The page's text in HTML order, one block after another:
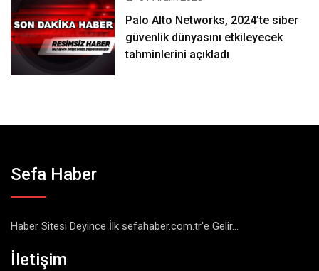
Palo Alto Networks, 2024’te siber
güvenlik dünyasını etkileyecek
tahminlerini açıkladı
Sefa Haber
Haber Sitesi Deyince İlk sefahaber.com.tr'e Gelir...
İletişim